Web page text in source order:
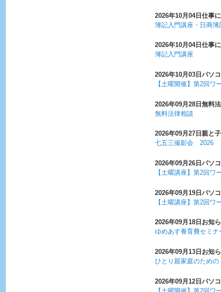
2026年10月04日仕事
簿記入門講座・日商簿
2026年10月04日 仕事
簿記入門講座
2026年10月03日 パソ
【土曜開催】第2回ワ
2026年09月28日無料
無料法律相談
2026年09月27日 親と
七五三撮影会 2026
2026年09月26日 パソ
【土曜講座】第2回ワ
2026年09月19日パソ
【土曜講座】第2回ワ
2026年09月18日 お知
ゆめあす養育費セミ
2026年09月13日 お知
ひとり親家庭のため
2026年09月12日パソ
【土曜開催】第2回ワ